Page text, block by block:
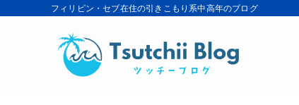
フィリピン・セブ在住の引きこもり系中高年のブログ